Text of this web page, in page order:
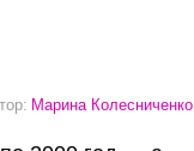
Марина Колесниченко